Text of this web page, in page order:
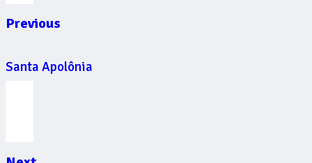
Previous
Santa Apolônia